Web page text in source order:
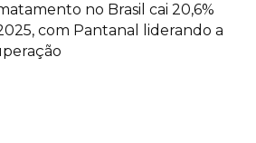
no Brasil cai 20,6%
com Pantanal liderando a